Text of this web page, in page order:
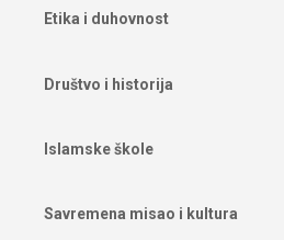
Etika i duhovnost
Društvo i historija
Islamske škole
Savremena misao i kultura